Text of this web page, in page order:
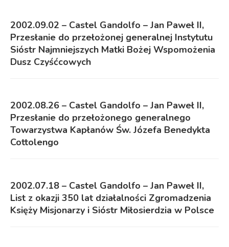
2002.09.02 – Castel Gandolfo – Jan Paweł II,
Przesłanie do przełożonej generalnej Instytutu
Sióstr Najmniejszych Matki Bożej Wspomożenia
Dusz Czyśćcowych
2002.08.26 – Castel Gandolfo – Jan Paweł II,
Przesłanie do przełożonego generalnego
Towarzystwa Kapłanów Św. Józefa Benedykta
Cottolengo
2002.07.18 – Castel Gandolfo – Jan Paweł II,
List z okazji 350 lat działalności Zgromadzenia
Księży Misjonarzy i Sióstr Miłosierdzia w Polsce